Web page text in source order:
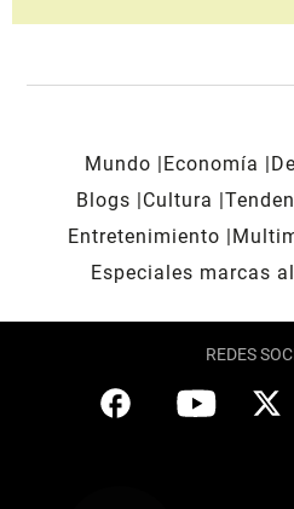
Mundo Economía
Blogs
Cultura
Entretenimiento
Especiales marcas
REDES